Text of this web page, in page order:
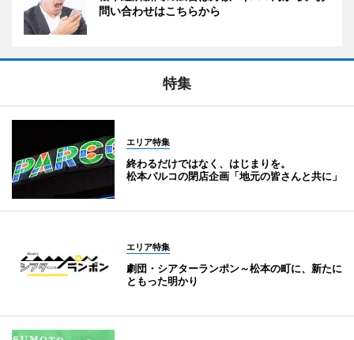
問い合わせはこちらから
特集
エリア特集
終わるだけではなく、はじまりを。
松本パルコの閉店企画「地元の皆さんと共に」
エリア特集
劇団・シアターランポン～松本の町に、新たに
ともった明かり